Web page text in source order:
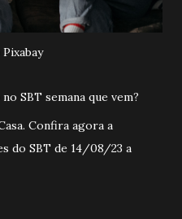
SBT semana que vem?
Confira agora a
do SBT de 14/08/23 a